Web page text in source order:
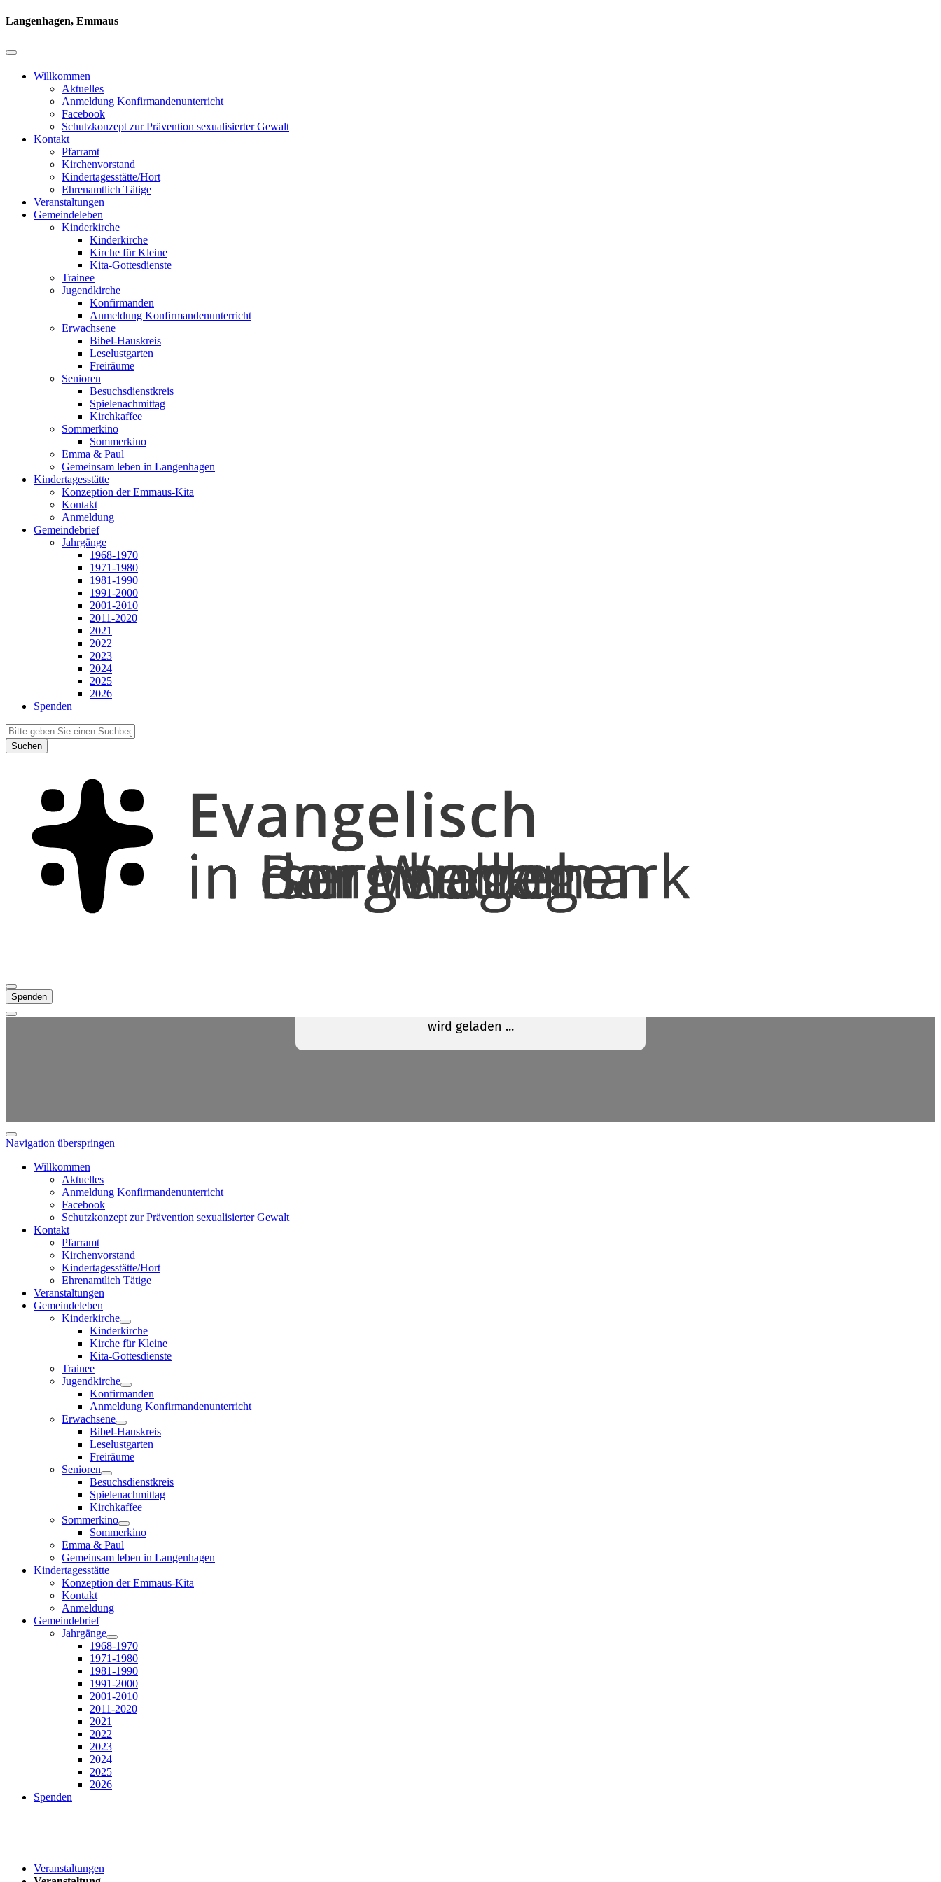
Langenhagen, Emmaus
Willkommen
Aktuelles
Anmeldung Konfirmandenunterricht
Facebook
Schutzkonzept zur Prävention sexualisierter Gewalt
Kontakt
Pfarramt
Kirchenvorstand
Kindertagesstätte/Hort
Ehrenamtlich Tätige
Veranstaltungen
Gemeindeleben
Kinderkirche
Kinderkirche
Kirche für Kleine
Kita-Gottesdienste
Trainee
Jugendkirche
Konfirmanden
Anmeldung Konfirmandenunterricht
Erwachsene
Bibel-Hauskreis
Leselustgarten
Freiräume
Senioren
Besuchsdienstkreis
Spielenachmittag
Kirchkaffee
Sommerkino
Sommerkino
Emma & Paul
Gemeinsam leben in Langenhagen
Kindertagesstätte
Konzeption der Emmaus-Kita
Kontakt
Anmeldung
Gemeindebrief
Jahrgänge
1968-1970
1971-1980
1981-1990
1991-2000
2001-2010
2011-2020
2021
2022
2023
2024
2025
2026
Spenden
Suchen
Spenden
Navigation überspringen
Willkommen
Aktuelles
Anmeldung Konfirmandenunterricht
Facebook
Schutzkonzept zur Prävention sexualisierter Gewalt
Kontakt
Pfarramt
Kirchenvorstand
Kindertagesstätte/Hort
Ehrenamtlich Tätige
Veranstaltungen
Gemeindeleben
Kinderkirche
Kinderkirche
Kirche für Kleine
Kita-Gottesdienste
Trainee
Jugendkirche
Konfirmanden
Anmeldung Konfirmandenunterricht
Erwachsene
Bibel-Hauskreis
Leselustgarten
Freiräume
Senioren
Besuchsdienstkreis
Spielenachmittag
Kirchkaffee
Sommerkino
Sommerkino
Emma & Paul
Gemeinsam leben in Langenhagen
Kindertagesstätte
Konzeption der Emmaus-Kita
Kontakt
Anmeldung
Gemeindebrief
Jahrgänge
1968-1970
1971-1980
1981-1990
1991-2000
2001-2010
2011-2020
2021
2022
2023
2024
2025
2026
Spenden
Veranstaltungen